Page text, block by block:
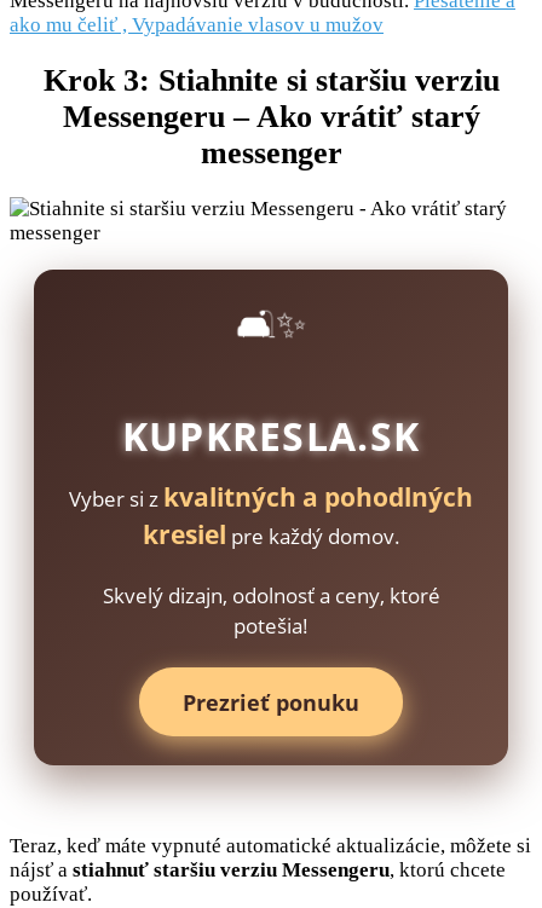
ako mu čeliť , Vypadávanie vlasov u mužov
Krok 3: Stiahnite si staršiu verziu
Messengeru – Ako vrátiť starý
messenger
🛋️✨
KUPKRESLA.SK
Vyber si z kvalitných a pohodlných
kresiel pre každý domov.
Skvelý dizajn, odolnosť a ceny, ktoré
potešia!
Prezrieť ponuku
Teraz, keď máte vypnuté automatické aktualizácie, môžete si
nájsť a stiahnuť staršiu verziu Messengeru, ktorú chcete
používať.